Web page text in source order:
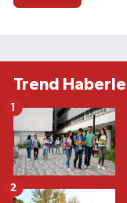
Trend
1
2